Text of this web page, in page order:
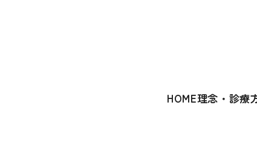
HOME理念・診療